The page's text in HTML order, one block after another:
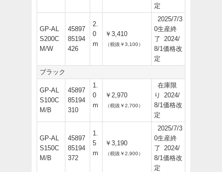
定
GP-AL
S200C
M/W
45897
85194
426
2.
0
m
￥3,410
（税抜￥3,100）
2025/7/3
0生産終
了 2024/
8/1価格改
定
ブラック
GP-AL
S100C
M/B
45897
85194
310
1.
0
m
￥2,970
（税抜￥2,700）
在庫限
り 2024/
8/1価格改
定
GP-AL
S150C
M/B
45897
85194
372
1.
5
m
￥3,190
（税抜￥2,900）
2025/7/3
0生産終
了 2024/
8/1価格改
定